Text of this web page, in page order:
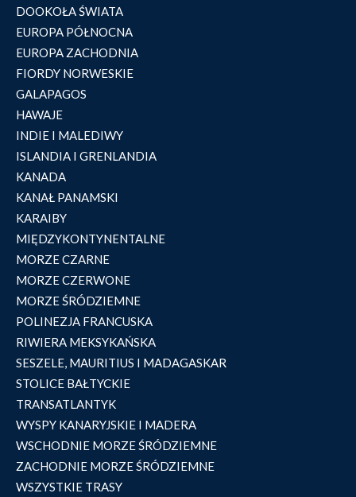
DOOKOŁA ŚWIATA
EUROPA PÓŁNOCNA
EUROPA ZACHODNIA
FIORDY NORWESKIE
GALAPAGOS
HAWAJE
INDIE I MALEDIWY
ISLANDIA I GRENLANDIA
KANADA
KANAŁ PANAMSKI
KARAIBY
MIĘDZYKONTYNENTALNE
MORZE CZARNE
MORZE CZERWONE
MORZE ŚRÓDZIEMNE
POLINEZJA FRANCUSKA
RIWIERA MEKSYKAŃSKA
SESZELE, MAURITIUS I MADAGASKAR
STOLICE BAŁTYCKIE
TRANSATLANTYK
WYSPY KANARYJSKIE I MADERA
WSCHODNIE MORZE ŚRÓDZIEMNE
ZACHODNIE MORZE ŚRÓDZIEMNE
WSZYSTKIE TRASY